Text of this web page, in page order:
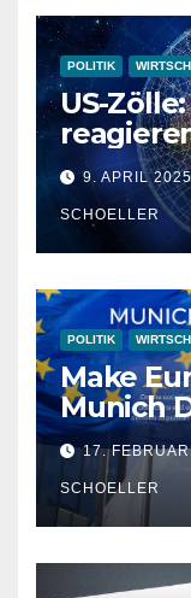
POLITIK
US-
9. APRIL
SCHOELLER
POLITIK
Make
Munich
Freedom
17.
SCHOELLER